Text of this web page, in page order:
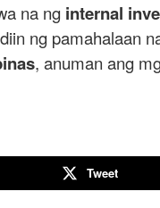
na ng internal
ng pamahalaan
, anuman ang
Tweet